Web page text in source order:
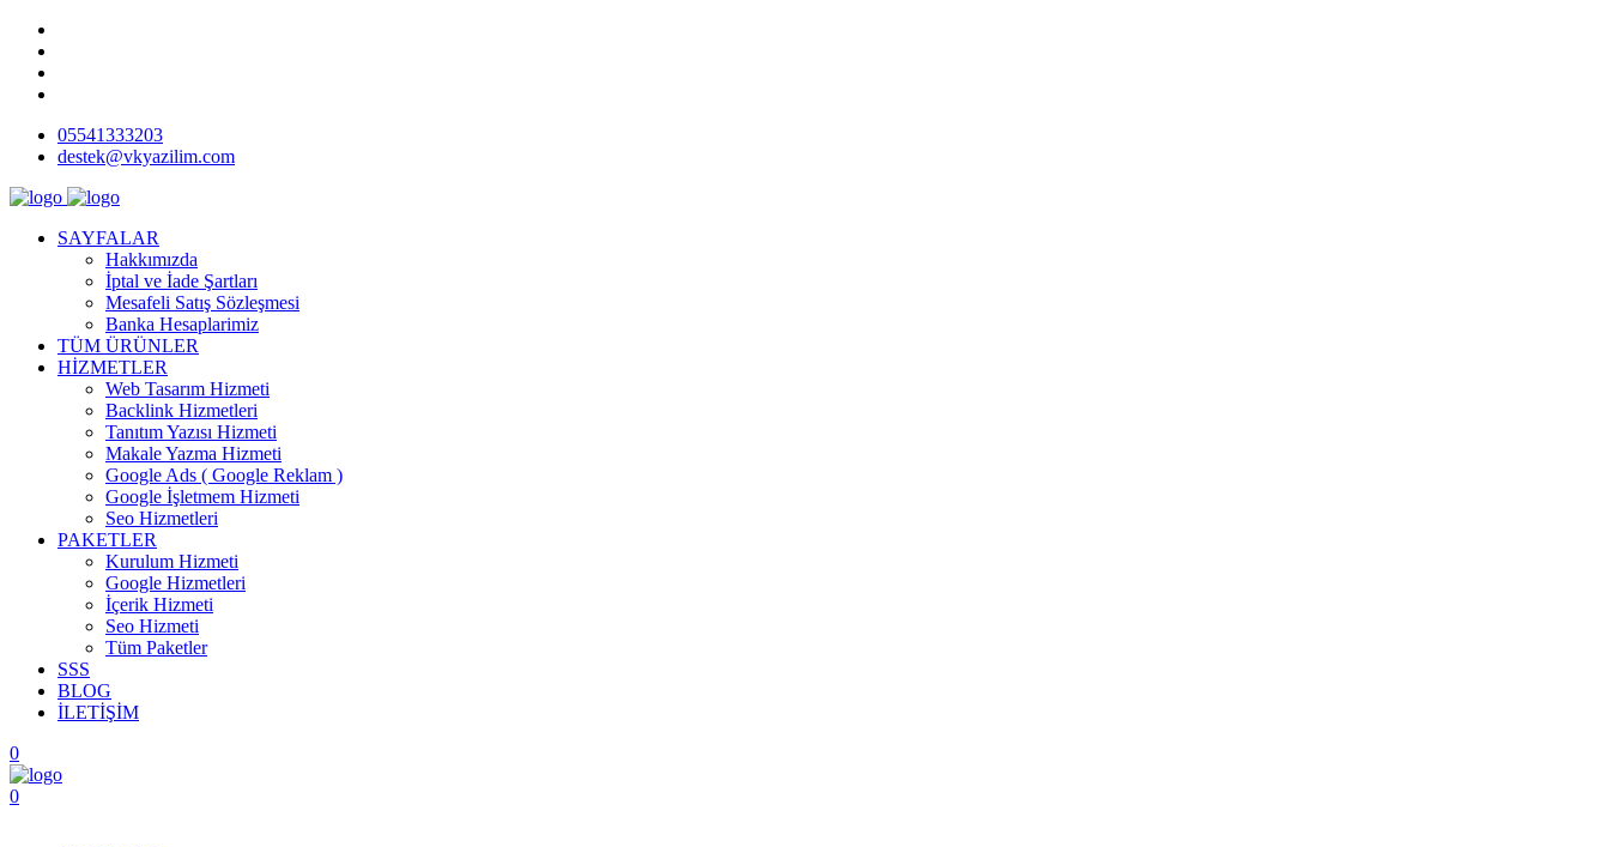
05541333203
destek@vkyazilim.com
SAYFALAR
Hakkımızda
İptal ve İade Şartları
Mesafeli Satış Sözleşmesi
Banka Hesaplarimiz
TÜM ÜRÜNLER
HİZMETLER
Web Tasarım Hizmeti
Backlink Hizmetleri
Tanıtım Yazısı Hizmeti
Makale Yazma Hizmeti
Google Ads ( Google Reklam )
Google İşletmem Hizmeti
Seo Hizmetleri
PAKETLER
Kurulum Hizmeti
Google Hizmetleri
İçerik Hizmeti
Seo Hizmeti
Tüm Paketler
SSS
BLOG
İLETİŞİM
0
0